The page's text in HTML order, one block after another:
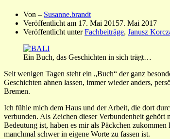
Von – Susanne.brandt
Veröffentlicht am 17. Mai 20157. Mai 2017
Veröffentlicht unterFachbeiträge, Janusz
Ein Buch, das Geschichten in sich trägt…
Seit wenigen Tagen steht ein „Buch“ der ganz
Geschichten ahnen lassen, immer wieder anders,
Bremen.
Ich fühle mich dem Haus und der Arbeit, die dort
verbunden. Als Zeichen dieser Verbundenheit gehört
Bedeutung ist, haben es mir als Päckchen
manchmal schwer in eigene Worte zu fassen ist.